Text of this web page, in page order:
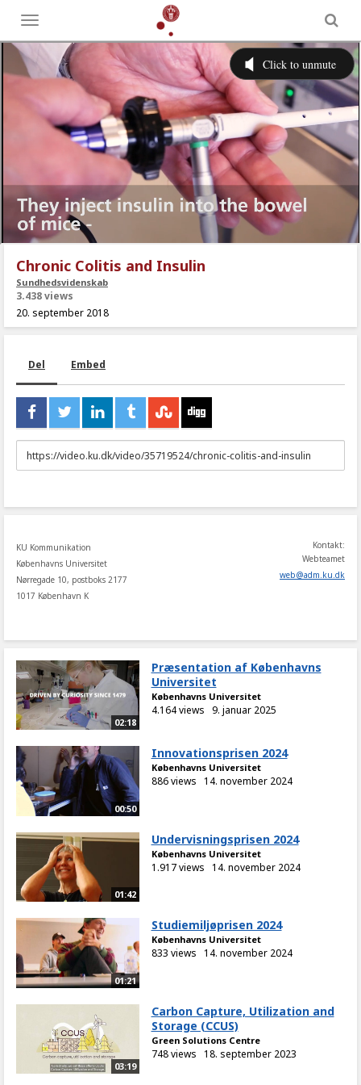
Toggle
menu
Chronic Colitis and Insulin
Sundhedsvidenskab
3.438 views
20. september 2018
Del Embed
URL
to
KU Kommunikation
Københavns Universitet
Nørregade 10, postboks 2177
1017 København K
Kontakt:
Webteamet
web@adm.ku.dk
02:18
Præsentation af Københavns
Universitet
Københavns Universitet
4.164 views 9. januar 2025
00:50
Innovationsprisen 2024
Københavns Universitet
886 views 14. november 2024
01:42
Undervisningsprisen 2024
Københavns Universitet
1.917 views 14. november 2024
01:21
Studiemiljøprisen 2024
Københavns Universitet
833 views 14. november 2024
03:19
Carbon Capture, Utilization and
Storage (CCUS)
Green Solutions Centre
748 views 18. september 2023